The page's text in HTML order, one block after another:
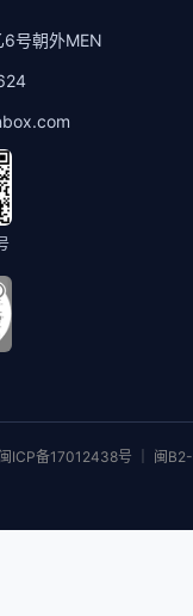
6号朝外MEN
ICP备17012438号 ｜ 闽B2-